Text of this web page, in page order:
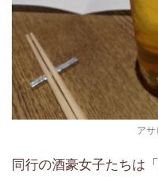
ア
同行の酒豪女子たちは